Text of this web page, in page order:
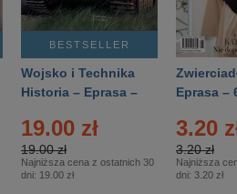
BESTSELLER
Wojsko i Technika
Historia – Eprasa –
19.00 zł
19.00 zł
Najniższa cena z ostatnich 30
dni: 19.00 zł
Eprasa –
3.20
3.20 zł
Najniższa
dni: 3.20 zł